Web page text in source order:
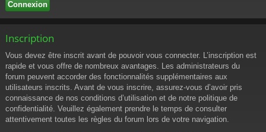
Inscription
Vous devez être inscrit avant de pouvoir vous connecter. L’inscription est
rapide et vous offre de nombreux avantages. Les administrateurs du
forum peuvent accorder des fonctionnalités supplémentaires aux
utilisateurs inscrits. Avant de vous inscrire, assurez-vous d’avoir pris
connaissance de nos conditions d’utilisation et de notre politique de
confidentialité. Veuillez également prendre le temps de consulter
attentivement toutes les règles du forum lors de votre navigation.